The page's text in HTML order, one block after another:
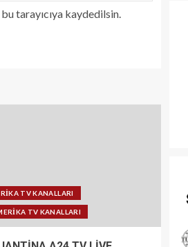
tarayıcıya kaydedilsin.
TV KANALLARI
TV KANALLARI